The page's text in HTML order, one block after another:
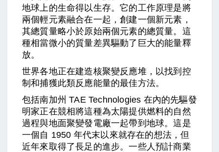
地球上的生命得以生存。它的工作原理是將
兩個輕元素融合在一起，創建一個新元素，
其總質量略小於原始兩個元素的總質量。這
種相當微小的質量差異驅動了巨大的能量釋
放。
世界各地正在建造核聚變反應堆，以找到控
制和捕獲此類反應能量的最佳方法。
包括南加州 TAE Technologies 在內的先驅發
明家正在競相將這種為太陽提供燃料的自然
過程與地面聚變發電廠一起帶到地球。這是
一個自 1950 年代末以來就存在的想法，但
近年來取得了長足的進步。一些人預計商業